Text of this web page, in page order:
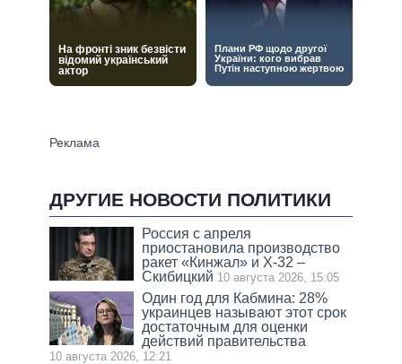
ДРУГИЕ НОВОСТИ ПОЛИТИКИ
Россия с апреля
приостановила производство
ракет «Кинжал» и Х-32 –
Скибицкий 10 августа 2026, 15:05
Один год для Кабмина: 28%
украинцев называют этот срок
достаточным для оценки
действий правительства
10 августа 2026, 12:21